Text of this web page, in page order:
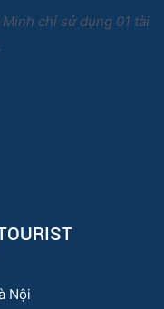
chỉ sử dụng 01 tài
Nội